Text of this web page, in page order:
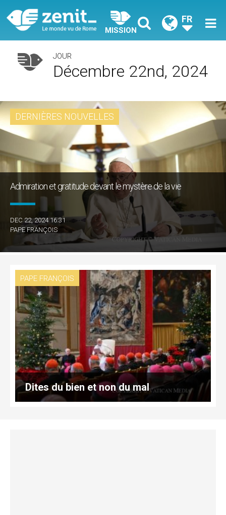
MISSION
FR
JOUR
Décembre 22nd, 2024
DERNIÈRES NOUVELLES
Admiration et gratitude devant le mystère de la vie
DEC 22, 2024 16:31
PAPE FRANÇOIS
PAPE FRANÇOIS
Dites du bien et non du mal